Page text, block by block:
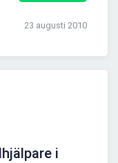
23 augusti 2010
i